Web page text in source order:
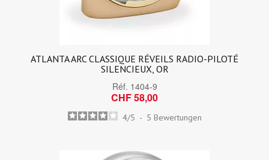
ATLANTA ARC CLASSIQUE RÉVEILS RADIO-PILOTÉ
SILENCIEUX, OR
Réf. 1404-9
CHF 58,00
4/5 - 5 Bewertungen